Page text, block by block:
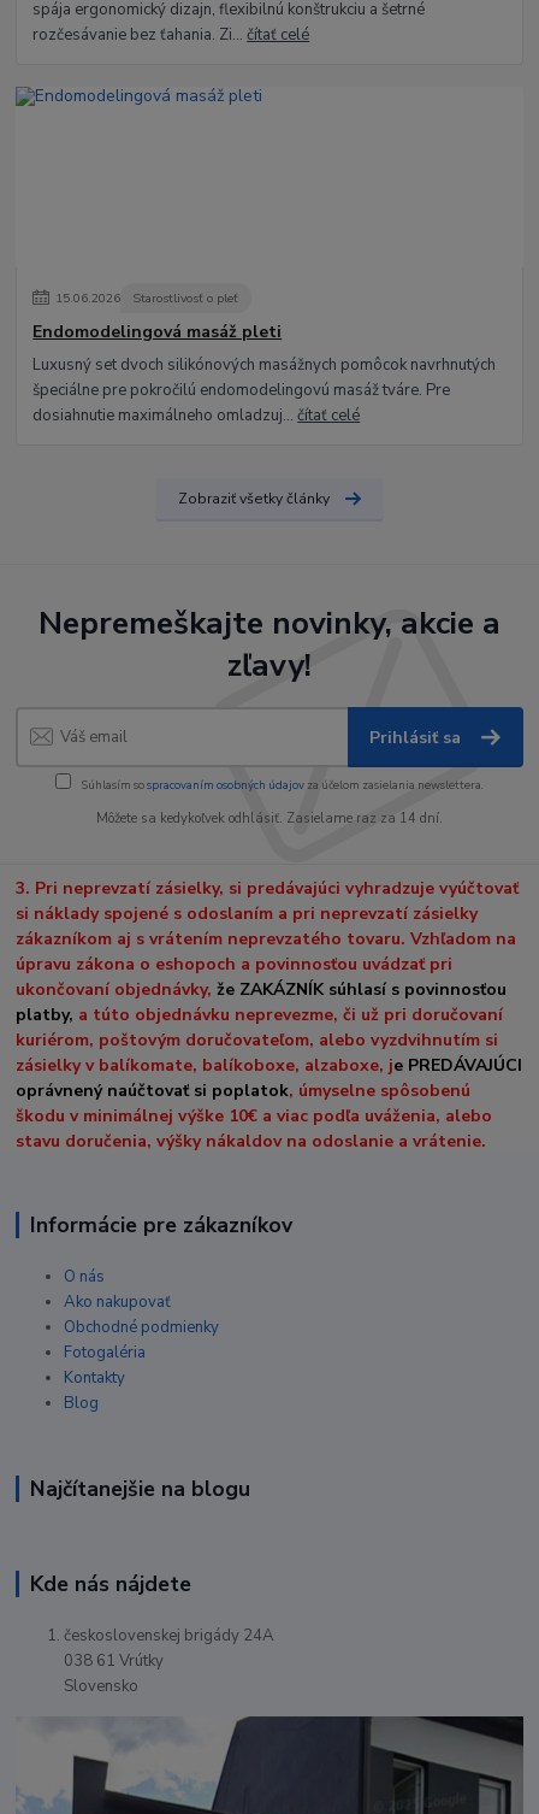
spája ergonomický dizajn, flexibilnú konštrukciu a šetrné
rozčesávanie bez ťahania. Zi...čítať celé
15.06.2026 Starostlivosť o pleť
Endomodelingová masáž pleti
Luxusný set dvoch silikónových masážnych pomôcok navrhnutých
špeciálne pre pokročilú endomodelingovú masáž tváre. Pre
dosiahnutie maximálneho omladzuj...čítať celé
Zobraziť všetky články
Nepremeškajte novinky, akcie a
zľavy!
Prihlásiť sa
Súhlasím sospracovaním osobných údajov za účelom zasielania newslettera.
Môžete sa kedykoľvek odhlásiť. Zasielame raz za 14 dní.
3. Pri neprevzatí zásielky, si predávajúci vyhradzuje vyúčtovať
si náklady spojené s odoslaním a pri neprevzatí zásielky
zákazníkom aj s vrátením neprevzatého tovaru. Vzhľadom na
úpravu zákona o eshopoch a povinnosťou uvádzať pri
ukončovaní objednávky,že ZAKÁZNÍK súhlasí s povinnosťou
platby, a túto objednávku neprevezme, či už pri doručovaní
kuriérom, poštovým doručovateľom, alebo vyzdvihnutím si
zásielky v balíkomate, balíkoboxe, alzaboxe, je PREDÁVAJÚCI
oprávnený naúčtovať si poplatok, úmyselne spôsobenú
škodu v minimálnej výške 10€ a viac podľa uváženia, alebo
stavu doručenia, výšky nákaldov na odoslanie a vrátenie.
Informácie pre zákazníkov
O nás
Ako nakupovať
Obchodné podmienky
Fotogaléria
Kontakty
Blog
Najčítanejšie na blogu
Kde nás nájdete
československej brigády 24A
038 61 Vrútky
Slovensko